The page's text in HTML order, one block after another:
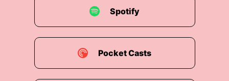
Spotify
Pocket Casts